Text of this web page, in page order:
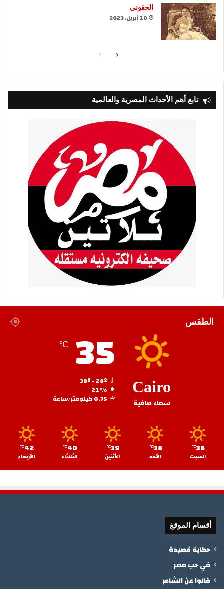
الحقوني
10 أبريل، 2023
الصفحةالصفحة
تابع أهم الأحداث المصرية والعالمية
الطقس
Cairo
سماء صافية
35
℃
21%
0.75 كيلومتر/ساعة
38
℃
السبت
38
℃
الأحد
39
℃
الأثنين
40
℃
الثلاثاء
42
℃
الأربعاء
أقسام الموقغ
حكاية قصيدة
في حب مصر
قالوا عن الشاعر